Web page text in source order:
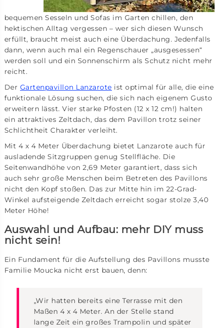
bequemen Sesseln und Sofas im Garten chillen, den
hektischen Alltag vergessen – wer sich diesen Wunsch
erfüllt, braucht meist auch eine Überdachung. Jedenfalls
dann, wenn auch mal ein Regenschauer „ausgesessen“
werden soll und ein Sonnenschirm als Schutz nicht mehr
reicht.
Der Gartenpavillon Lanzarote ist optimal für alle, die eine
funktionale Lösung suchen, die sich nach eigenem Gusto
erweitern lässt. Vier starke Pfosten (12 x 12 cm!) halten
ein attraktives Zeltdach, das dem Pavillon trotz seiner
Schlichtheit Charakter verleiht.
Mit 4 x 4 Meter Überdachung bietet Lanzarote auch für
ausladende Sitzgruppen genug Stellfläche. Die
Seitenwandhöhe von 2,69 Meter garantiert, dass sich
auch sehr große Menschen beim Betreten des Pavillons
nicht den Kopf stoßen. Das zur Mitte hin im 22-Grad-
Winkel aufsteigende Zeltdach erreicht sogar stolze 3,40
Meter Höhe!
Auswahl und Aufbau: mehr DIY muss
nicht sein!
Ein Fundament für die Aufstellung des Pavillons musste
Familie Moucka nicht erst bauen, denn:
„Wir hatten bereits eine Terrasse mit den
Maßen 4 x 4 Meter. An der Stelle stand
lange Zeit ein großes Trampolin und später